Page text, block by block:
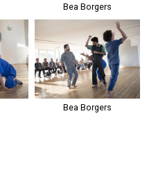
Bea Borgers
Bea Borgers